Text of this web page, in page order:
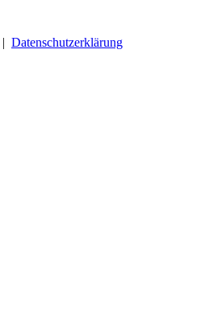
| Datenschutzerklärung